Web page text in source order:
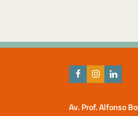
Av. Prof. Alfonso